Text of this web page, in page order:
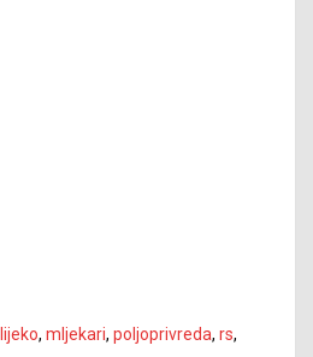
, mljekari, poljoprivreda, rs,